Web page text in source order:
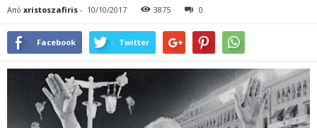
Από xristoszafiris - 10/10/2017 3875 0
Facebook Twitter